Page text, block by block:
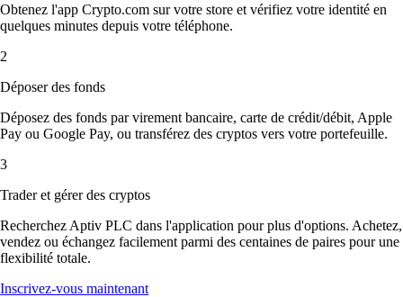
Obtenez l'app Crypto.com sur votre store et vérifiez votre identité en
quelques minutes depuis votre téléphone.
2
Déposer des fonds
Déposez des fonds par virement bancaire, carte de crédit/débit, Apple
Pay ou Google Pay, ou transférez des cryptos vers votre portefeuille.
3
Trader et gérer des cryptos
Recherchez Aptiv PLC dans l'application pour plus d'options. Achetez,
vendez ou échangez facilement parmi des centaines de paires pour une
flexibilité totale.
Inscrivez-vous maintenant